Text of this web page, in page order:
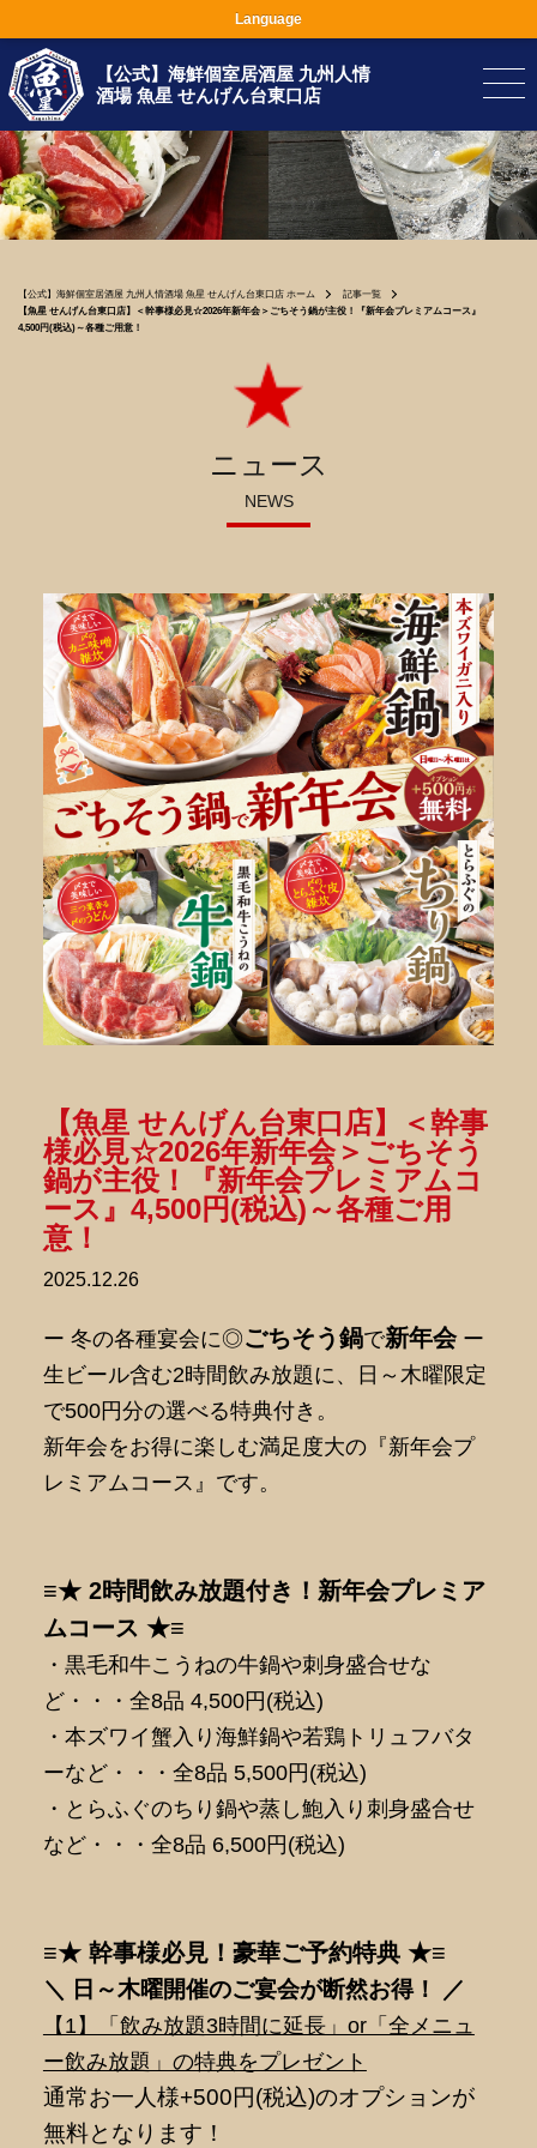
【公式】海鮮個室居酒屋 九州人情
酒場 魚星 せんげん台東口店
【公式】海鮮個室居酒屋 九州人情酒場 魚星 せんげん台東口店 ホーム
記事一覧
【魚星 せんげん台東口店】＜幹事様必見☆2026年新年会＞ごちそう鍋が主役！『新年会プレミアムコース』
4,500円(税込)～各種ご用意！
ニュース
NEWS
2025.12.26
【魚星 せんげん台東口店】＜幹事
様必見☆2026年新年会＞ごちそう
鍋が主役！『新年会プレミアムコ
ース』4,500円(税込)～各種ご用
意！
ー 冬の各種宴会に◎ごちそう鍋で新年会ー
生ビール含む2時間飲み放題に、日～木曜限定
で500円分の選べる特典付き。
新年会をお得に楽しむ満足度大の『新年会プ
レミアムコース』です。
≡★ 2時間飲み放題付き！新年会プレミア
ムコース ★≡
・黒毛和牛こうねの牛鍋や刺身盛合せな
ど・・・全8品 4,500円(税込)
・本ズワイ蟹入り海鮮鍋や若鶏トリュフバタ
ーなど・・・全8品 5,500円(税込)
・とらふぐのちり鍋や蒸し鮑入り刺身盛合せ
など・・・全8品 6,500円(税込)
≡★ 幹事様必見！豪華ご予約特典 ★≡
＼ 日～木曜開催のご宴会が断然お得！ ／
【1】「飲み放題3時間に延長」or「全メニュ
ー飲み放題」の特典をプレゼント
通常お一人様+500円(税込)のオプションが
無料となります！
Language